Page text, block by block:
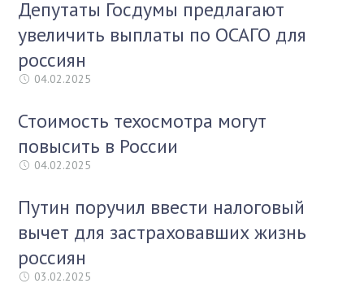
Депутаты Госдумы предлагают
увеличить выплаты по ОСАГО для
россиян
04.02.2025
Стоимость техосмотра могут
повысить в России
04.02.2025
Путин поручил ввести налоговый
вычет для застраховавших жизнь
россиян
03.02.2025